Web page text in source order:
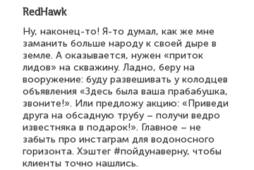
RedHawk
Ну, наконец-то! Я-то думал, как же мне
заманить больше народу к своей дыре в
земле. А оказывается, нужен «приток
лидов» на скважину. Ладно, беру на
вооружение: буду развешивать у колодцев
объявления «Здесь была ваша прабабушка,
звоните!». Или предложу акцию: «Приведи
друга на обсадную трубу – получи ведро
известняка в подарок!». Главное – не
забыть про инстаграм для водоносного
горизонта. Хэштег #пойдунаверну, чтобы
клиенты точно нашлись.